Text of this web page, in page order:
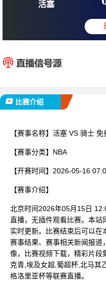
活塞
比赛介绍
【赛事名称】 活塞 VS 骑士 免
【赛事分类】 NBA
【开赛时间】 2026-05-16
【赛事介绍】
北京时间2026年05月15日
直播，无插件观看比赛。本
实时更新。比赛结束后可以在
赛事结果、赛事相关新闻报道
像，比赛视频下载，精彩片段
克青,埃及女超,葡超杯,北马其
格洛里亚杯等联赛直播。